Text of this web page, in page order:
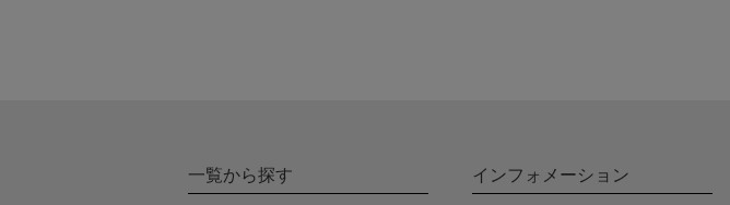
一覧から探す インフォメーション